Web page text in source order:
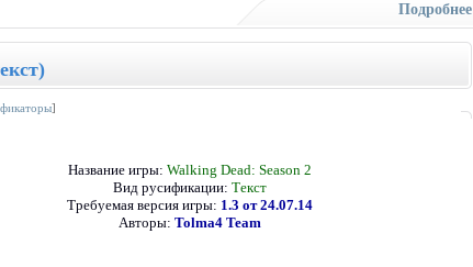
Подробнее
]
Название игры: Walking Dead: Season 2
Вид русификации: Текст
Требуемая версия игры: 1.3 от 24.07.14
Авторы: Tolma4 Team